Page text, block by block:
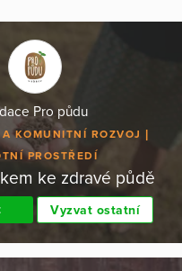
Pro půdu
KOMUNITNÍ ROZVOJ
PROSTŘEDÍ
ke zdravé půdě
Vyzvat ostatní